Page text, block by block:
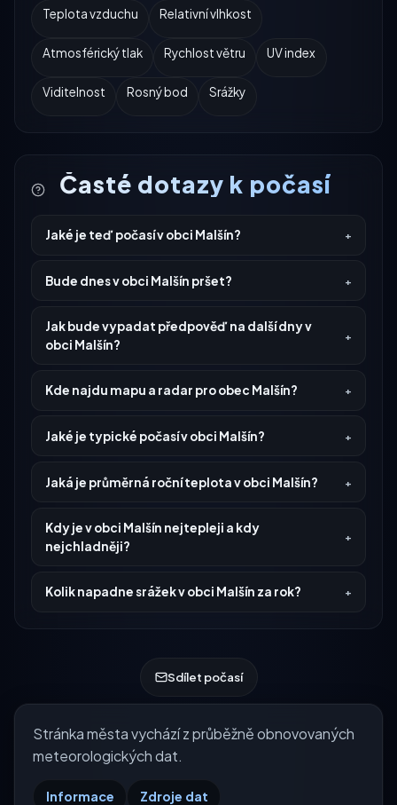
Teplota vzduchu Relativní vlhkost
Atmosférický tlak Rychlost větru UV index
Viditelnost Rosný bod Srážky
Časté dotazy k počasí
Jaké je teď počasí v obci Malšín?
Bude dnes v obci Malšín pršet?
Jak bude vypadat předpověď na další dny v
obci Malšín?
Kde najdu mapu a radar pro obec Malšín?
Jaké je typické počasí v obci Malšín?
Jaká je průměrná roční teplota v obci Malšín?
Kdy je v obci Malšín nejtepleji a kdy
nejchladněji?
Kolik napadne srážek v obci Malšín za rok?
Sdílet počasí
Stránka města vychází z průběžně obnovovaných
meteorologických dat.
Informace Zdroje dat